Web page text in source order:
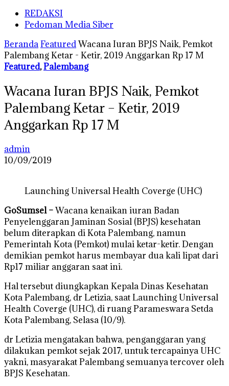
REDAKSI
Pedoman Media Siber
BerandaFeaturedWacana Iuran BPJS Naik, Pemkot
Palembang Ketar - Ketir, 2019 Anggarkan Rp 17 M
Featured,Palembang
Wacana Iuran BPJS Naik, Pemkot
Palembang Ketar – Ketir, 2019
Anggarkan Rp 17 M
admin
10/09/2019
Launching Universal Health Coverge (UHC)
GoSumsel –Wacana kenaikan iuran Badan
Penyelenggaran Jaminan Sosial (BPJS) kesehatan
belum diterapkan di Kota Palembang, namun
Pemerintah Kota (Pemkot) mulai ketar-ketir. Dengan
demikian pemkot harus membayar dua kali lipat dari
Rp17 miliar anggaran saat ini.
Hal tersebut diungkapkan Kepala Dinas Kesehatan
Kota Palembang, dr Letizia, saat Launching Universal
Health Coverge (UHC), di ruang Parameswara Setda
Kota Palembang, Selasa (10/9).
dr Letizia mengatakan bahwa, penganggaran yang
dilakukan pemkot sejak 2017, untuk tercapainya UHC
yakni, masyarakat Palembang semuanya tercover oleh
BPJS Kesehatan.